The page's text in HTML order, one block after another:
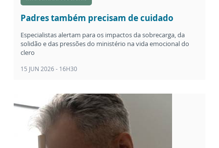
Padres também precisam de cuidado
Especialistas alertam para os impactos da sobrecarga, da
solidão e das pressões do ministério na vida emocional do
clero
15 JUN 2026 - 16H30